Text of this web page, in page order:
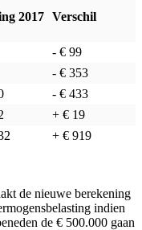
2017 Verschil
- € 99
- € 353
- € 433
+ € 19
+ € 919
de nieuwe berekening
indien
de € 500.000 gaan